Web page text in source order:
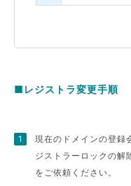
■レジストラ変更手順
現在のドメインの登録
ジストラーロックの
をご依頼ください。